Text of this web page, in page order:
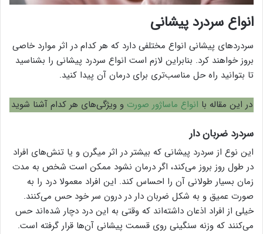
انواع سردرد پیشانی
سردرد‌های پیشانی انواع مختلفی دارد که هر کدام در اثر موارد خاصی
بروز خواهند کرد. بنابراین لازم است انواع سردرد پیشانی را بشناسید
تا بتوانید راه حل مناسب‌تری برای درمان آن پیدا کنید.
در این مقاله با انواع ماساژور صورت و ویژگی‌های هر کدام آشنا شوید
سردرد ضربان دار
این نوع از سردرد پیشانی که بیشتر در اثر میگرن و یا تنش‌های افراد
در طول روز بروز می‌کند، اگر درمان نشود ممکن است شخص به مدت
زمان بسیار طولانی آن را احساس کند. این افراد معمولا درد را به
صورت عمیق و به شکل ضربان دار در درون سر خود حس می‌کنند.
خیلی از افراد اذعان داشته‌اند که وقتی به این درد دچار شده‌اند حس
می‌کنند که وزنه سنگینی روی قسمت پیشانی آن‌ها قرار گرفته‌ است.